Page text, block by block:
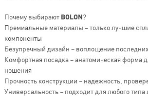
Почему выбирают BOLON?
Премиальные материалы – только лучшие
компоненты
Безупречный дизайн – воплощение
Комфортная посадка – анатомическая форма
ношения
Прочность конструкции – надежность,
Универсальность – подходит для любого типа